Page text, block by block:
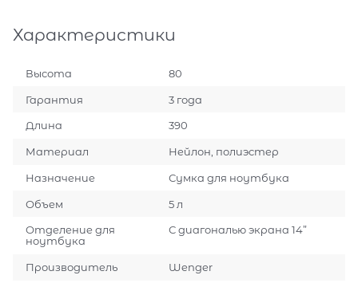
Характеристики
Высота 80
Гарантия 3 года
Длина 390
Материал Нейлон, полиэстер
Назначение Сумка для ноутбука
Объем 5 л
Отделение для
ноутбука
С диагональю экрана 14”
Производитель Wenger